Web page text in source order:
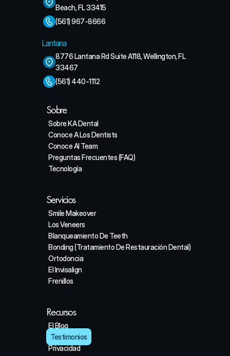
Beach, FL 33415
(561) 967-8666
Lantana
8776 Lantana Rd Suite A118, Wellington, FL
33467
(561) 440-1112
Sobre
Sobre KA Dental
Conoce A Los Dentists
Conoce Al Team
Preguntas Frecuentes (FAQ)
Tecnología
Servicios
Smile Makeover
Los Veneers
Blanqueamiento De Teeth
Bonding (Tratamiento De Restauración Dental)
Ortodoncia
El Invisalign
Frenillos
Recursos
El Blog
Testimonios
Privacidad